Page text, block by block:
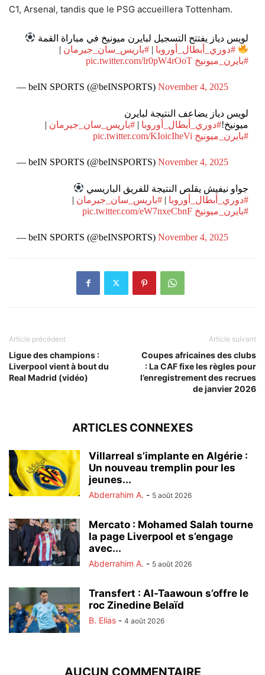
C1, Arsenal, tandis que le PSG accueillera Tottenham.
لويس دياز يفتتح التسجيل لبايرن ميونيخ في مباراة القمة
#دوري_أبطال_أوروبا | #باريس_سان_جيرمان |
#بايرن_ميونيخ pic.twitter.com/lr0pW4rOoT
— beIN SPORTS (@beINSPORTS) November 4, 2025
لويس دياز يضاعف النتيجة لبايرن
ميونيخ!#دوري_أبطال_أوروبا | #باريس_سان_جيرمان |
#بايرن_ميونيخ pic.twitter.com/KIoicIheVi
— beIN SPORTS (@beINSPORTS) November 4, 2025
جواو نيفيش يقلص النتيجة للفريق الباريسي
#دوري_أبطال_أوروبا | #باريس_سان_جيرمان |
#بايرن_ميونيخ pic.twitter.com/eW7nxeCbnF
— beIN SPORTS (@beINSPORTS) November 4, 2025
Article précédent
Ligue des champions :
Liverpool vient à bout du
Real Madrid (vidéo)
Article suivant
Coupes africaines des clubs
: La CAF fixe les règles pour
l’enregistrement des recrues
de janvier 2026
ARTICLES CONNEXES
Villarreal s’implante en Algérie :
Un nouveau tremplin pour les
jeunes...
Abderrahim A. - 5 août 2026
Mercato : Mohamed Salah tourne
la page Liverpool et s’engage
avec...
Abderrahim A. - 5 août 2026
Transfert : Al-Taawoun s’offre le
roc Zinedine Belaïd
B. Elias - 4 août 2026
AUCUN COMMENTAIRE